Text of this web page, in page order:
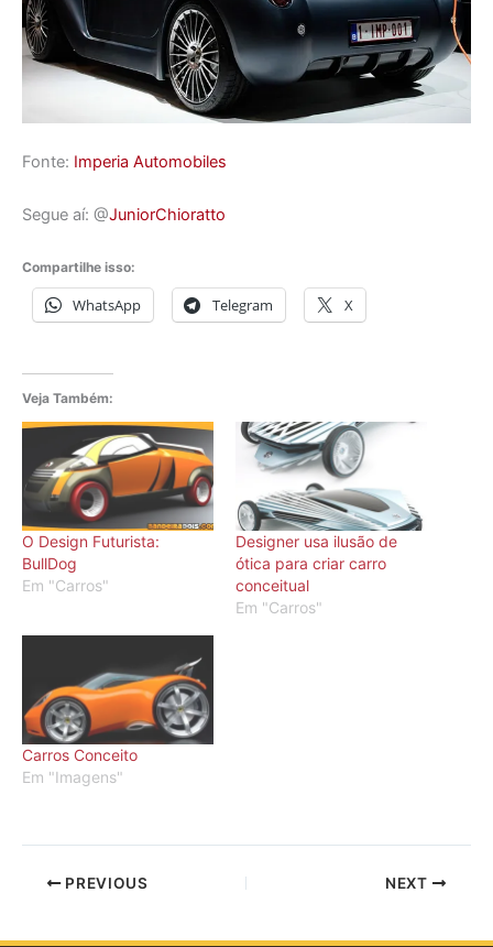
Fonte: Imperia Automobiles
Segue aí: @JuniorChioratto
Compartilhe isso:
WhatsApp Telegram X
Veja Também:
O Design Futurista:
BullDog
Em "Carros"
Designer usa ilusão de
ótica para criar carro
conceitual
Em "Carros"
Carros Conceito
Em "Imagens"
PREVIOUS NEXT